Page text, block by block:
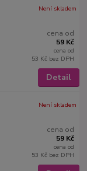
cena od
59 Kč
cena od
53 Kč bez DPH
Není skladem
Detail
cena od
59 Kč
cena od
53 Kč bez DPH
Není skladem